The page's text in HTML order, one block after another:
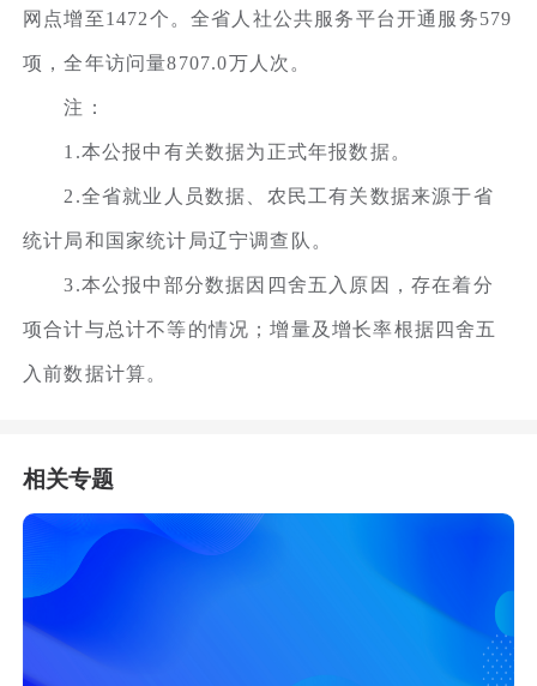
网点增至1472个。全省人社公共服务平台开通服务579
项，全年访问量8707.0万人次。
注：
1.本公报中有关数据为正式年报数据。
2.全省就业人员数据、农民工有关数据来源于省
统计局和国家统计局辽宁调查队。
3.本公报中部分数据因四舍五入原因，存在着分
项合计与总计不等的情况；增量及增长率根据四舍五
入前数据计算。
相关专题